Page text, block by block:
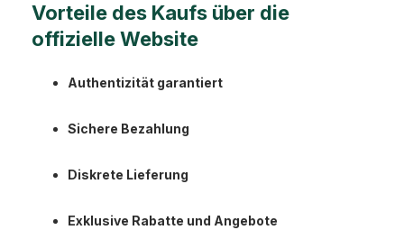
Vorteile des Kaufs über die
offizielle Website
Authentizität garantiert
Sichere Bezahlung
Diskrete Lieferung
Exklusive Rabatte und Angebote